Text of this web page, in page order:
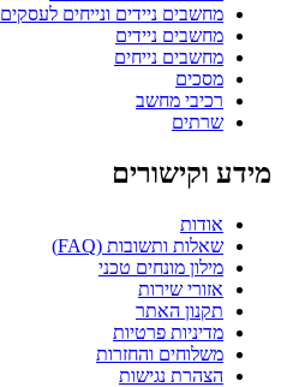
מחשבים ניידים ונייחים לעסקים
מחשבים ניידים
מחשבים נייחים
מסכים
רכיבי מחשב
שרתים
מידע וקישורים
אודות
שאלות ותשובות (FAQ)
מילון מונחים טכני
אזורי שירות
תקנון האתר
מדיניות פרטיות
משלוחים והחזרות
הצהרת נגישות